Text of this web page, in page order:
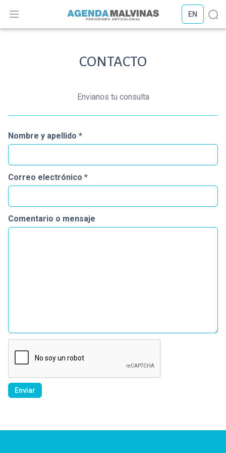
Abrir menú
EN
CONTACTO
Envianos tu consulta
Nombre y apellido *
Correo electrónico *
Comentario o mensaje
Enviar